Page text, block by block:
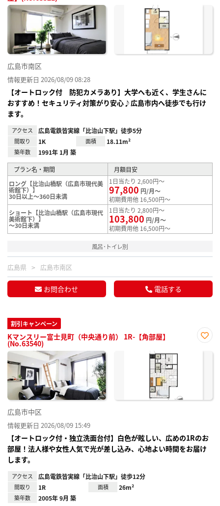
に入
広島市南区
情報更新日 2026/08/09 08:28
【オートロック付 防犯カメラあり】大学へも近く、学生さんに
おすすめ！セキュリティ対策がり安心♪広島市内へ徒歩でも行け
ます。
アクセス 広島電鉄皆実線「比治山下駅」徒歩5分
間取り 1K 面積 18.11m²
築年数 1991年 1月 築
プラン名・期間
月額目安
ロング【比治山橋駅（広島市現代美
術館下）】
30日以上～360日未満
1日当たり 2,600円～
97,800 円/月～
初期費用他 16,500円～
ショート【比治山橋駅（広島市現代
美術館下）】
～30日未満
1日当たり 2,800円～
103,800 円/月～
初期費用他 16,500円～
風呂･トイレ別
広島県 広島市南区
お問合わせ 電話する
割引キャンペーン
Kマンスリー富士見町（中央通り前） 1R-【角部屋】
(No.63540)
に入
広島市中区
情報更新日 2026/08/09 15:49
【オートロック付・独立洗面台付】白色が眩しい、広めの1Rのお
部屋！法人様や女性人気で光が差し込み、心地よい時間をお届け
します。
アクセス 広島電鉄皆実線「比治山下駅」徒歩12分
間取り 1R 面積 26m²
築年数 2005年 9月 築